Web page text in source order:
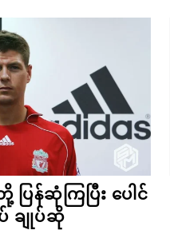
ပြန်ဆုံကြပြီး ပေါင်
ချုပ်ဆို